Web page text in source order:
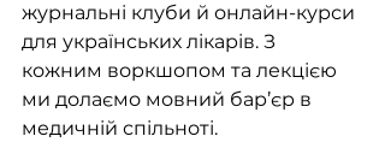
журнальні клуби й онлайн-курси
для українських лікарів. З
кожним воркшопом та лекцією
ми долаємо мовний бар’єр в
медичній спільноті.